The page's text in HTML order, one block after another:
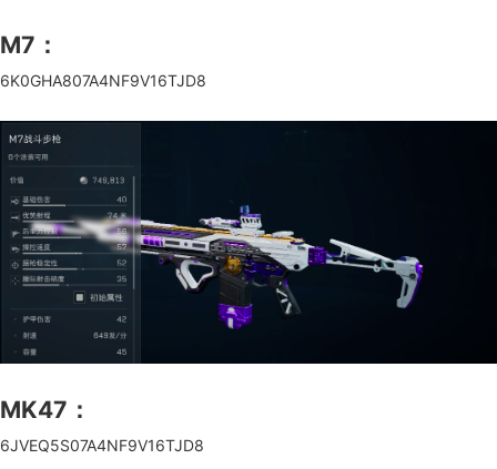
M7：
6K0GHA807A4NF9V16TJD8
MK47：
6JVEQ5S07A4NF9V16TJD8